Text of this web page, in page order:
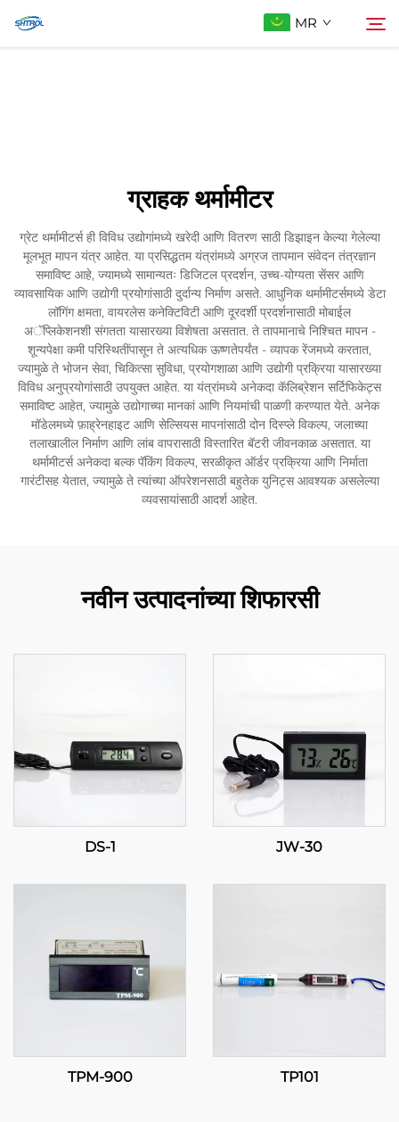
MR
ग्राहक थर्मामीटर
ग्रेट थर्मामीटर्स ही विविध उद्योगांमध्ये खरेदी आणि वितरण साठी डिझाइन केल्या गेलेल्या
मूलभूत मापन यंत्र आहेत. या प्रसिद्धतम यंत्रांमध्ये अग्रज तापमान संवेदन तंत्रज्ञान
समाविष्ट आहे, ज्यामध्ये सामान्यतः डिजिटल प्रदर्शन, उच्च-योग्यता सेंसर आणि
व्यावसायिक आणि उद्योगी प्रयोगांसाठी दुर्दान्य निर्माण असते. आधुनिक थर्मामीटर्समध्ये डेटा
लॉगिंग क्षमता, वायरलेस कनेक्टिविटी आणि दूरदर्शी प्रदर्शनासाठी मोबाईल
अॅप्लिकेशनशी संगतता यासारख्या विशेषता असतात. ते तापमानाचे निश्चित मापन -
शून्यपेक्षा कमी परिस्थितींपासून ते अत्यधिक ऊष्णतेपर्यंत - व्यापक रेंजमध्ये करतात,
ज्यामुळे ते भोजन सेवा, चिकित्सा सुविधा, प्रयोगशाळा आणि उद्योगी प्रक्रिया यासारख्या
विविध अनुप्रयोगांसाठी उपयुक्त आहेत. या यंत्रांमध्ये अनेकदा कॅलिब्रेशन सर्टिफिकेट्स
समाविष्ट आहेत, ज्यामुळे उद्योगाच्या मानकां आणि नियमांची पाळणी करण्यात येते. अनेक
मॉडेलमध्ये फ़ाह्रेनहाइट आणि सेल्सियस मापनांसाठी दोन दिस्प्ले विकल्प, जलाच्या
तलाखालील निर्माण आणि लांब वापरासाठी विस्तारित बॅटरी जीवनकाळ असतात. या
थर्मामीटर्स अनेकदा बल्क पॅकिंग विकल्प, सरळीकृत ऑर्डर प्रक्रिया आणि निर्माता
गारंटीसह येतात, ज्यामुळे ते त्यांच्या ऑपरेशनसाठी बहुतेक युनिट्स आवश्यक असलेल्या
व्यवसायांसाठी आदर्श आहेत.
नवीन उत्पादनांच्या शिफारसी
DS-1 JW-30
TPM-900 TP101